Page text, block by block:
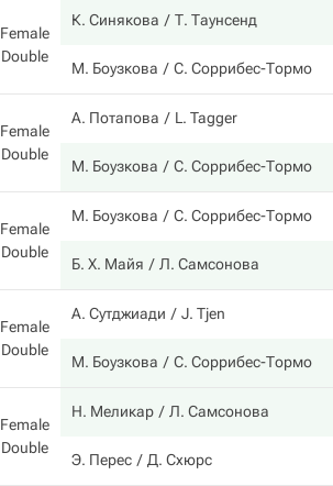
Female
Double
К. Синякова Т. Таунсенд
М. Боузкова С. Соррибес-Тормо
Female
Double
А. Потапова L. Tagger
М. Боузкова С. Соррибес-Тормо
Female
Double
М. Боузкова С. Соррибес-Тормо
Б. Х. Майя Л. Самсонова
Female
Double
А. Сутджиади J. Tjen
М. Боузкова С. Соррибес-Тормо
Female
Double
Н. Меликар Л. Самсонова
Э. Перес Д. Схюрс